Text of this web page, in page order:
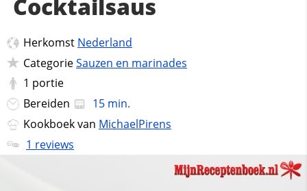
Cocktailsaus
Herkomst Nederland
CategorieSauzen en marinades
1 portie
Bereiden
15 min.
Kookboek van MichaelPirens
1 reviews